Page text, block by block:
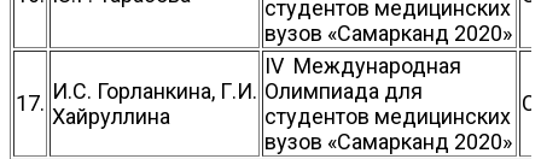
студентов медицинских
вузов «Самарканд 2020»
17. И.С. Горланкина, Г.И.
Хайруллина
IV Международная
Олимпиада для
студентов медицинских
вузов «Самарканд 2020»